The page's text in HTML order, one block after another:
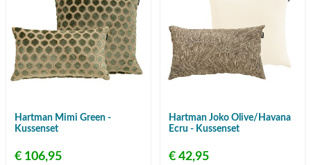
Hartman Mimi Green -
Kussenset
€ 106,95
Hartman Joko Olive/Havana
Ecru - Kussenset
€ 42,95